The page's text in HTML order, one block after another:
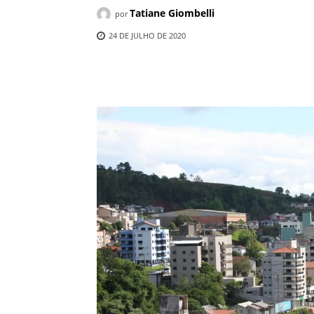
por Tatiane Giombelli
24 DE JULHO DE 2020